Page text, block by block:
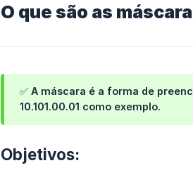
O que são as
✅ A máscara é a forma de
10.101.00.01 como exemplo.
Objetivos: